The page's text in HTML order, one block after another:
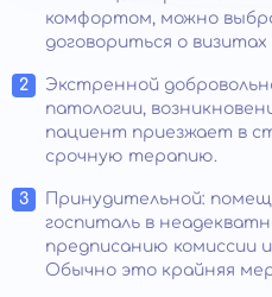
комфортом, можно
договориться о
Экстренной
патологии,
пациент приезжает в
срочную терапию.
Принудительной:
госпиталь в
предписанию комиссии
Обычно это крайняя